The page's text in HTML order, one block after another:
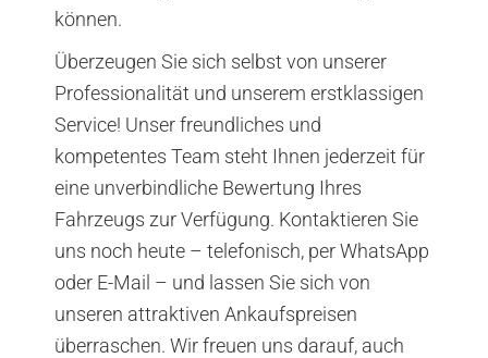
können.
Überzeugen Sie sich selbst von unserer
Professionalität und unserem erstklassigen
Service! Unser freundliches und
kompetentes Team steht Ihnen jederzeit für
eine unverbindliche Bewertung Ihres
Fahrzeugs zur Verfügung. Kontaktieren Sie
uns noch heute – telefonisch, per WhatsApp
oder E-Mail – und lassen Sie sich von
unseren attraktiven Ankaufspreisen
überraschen. Wir freuen uns darauf, auch